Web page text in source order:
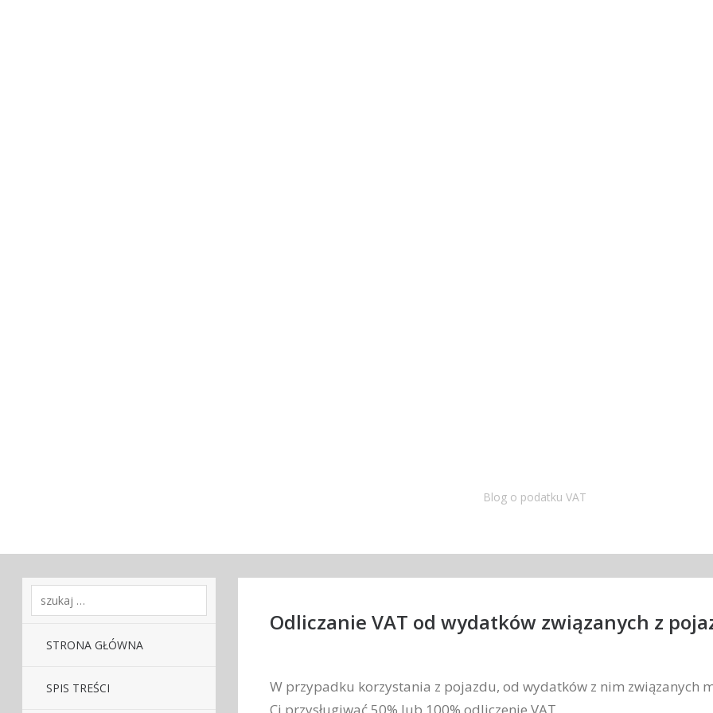
Blog o podatku VAT
STRONA GŁÓWNA
SPIS TREŚCI
Odliczanie VAT od wydatków związanych z
W przypadku korzystania z pojazdu, od wydatków z nim związanych